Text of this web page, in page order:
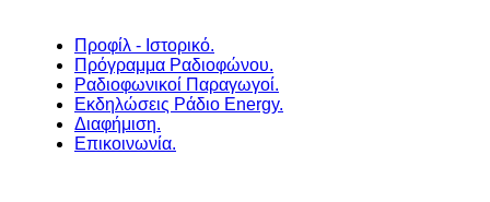
Προφίλ - Ιστορικό.
Πρόγραμμα Ραδιοφώνου.
Ραδιοφωνικοί Παραγωγοί.
Εκδηλώσεις Ράδιο Energy.
Διαφήμιση.
Επικοινωνία.